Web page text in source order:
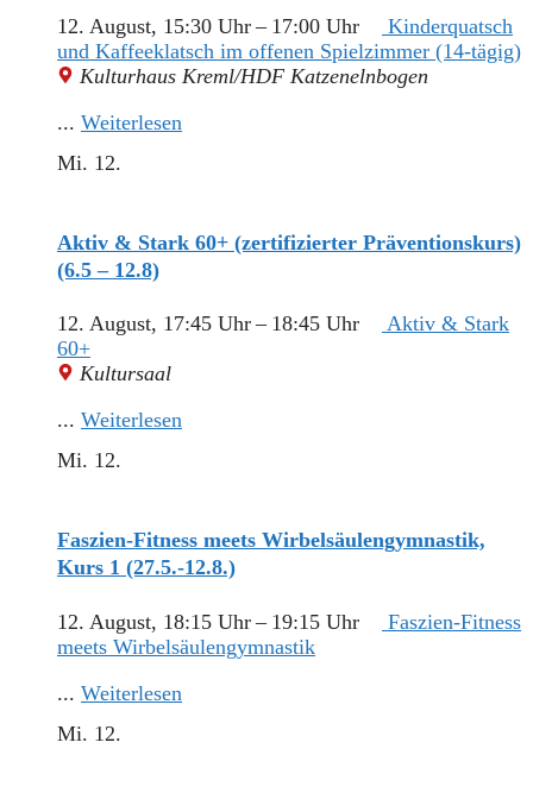
12. August, 15:30 Uhr– 17:00 Uhr
Kinderquatsch
und Kaffeeklatsch im offenen Spielzimmer (14-tägig)
Kulturhaus Kreml/HDF Katzenelnbogen
... Weiterlesen
Mi. 12.
Aktiv & Stark 60+ (zertifizierter Präventionskurs)
(6.5 – 12.8)
12. August, 17:45 Uhr– 18:45 Uhr
Aktiv & Stark
60+
Kultursaal
... Weiterlesen
Mi. 12.
Faszien-Fitness meets Wirbelsäulengymnastik,
Kurs 1 (27.5.-12.8.)
12. August, 18:15 Uhr– 19:15 Uhr
Faszien-Fitness
meets Wirbelsäulengymnastik
... Weiterlesen
Mi. 12.